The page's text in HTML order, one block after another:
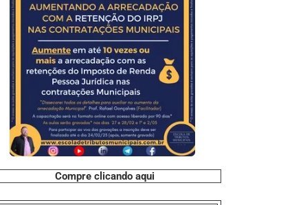
Compre clicando aqui